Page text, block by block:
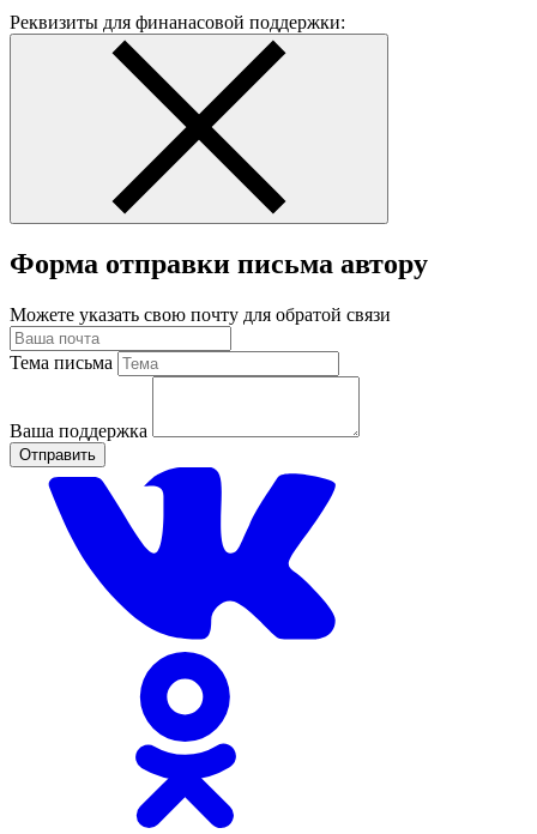
Реквизиты для финанасовой поддержки:
Форма отправки письма автору
Можете указать свою почту для обратой связи
Тема письма
Ваша поддержка
Отправить